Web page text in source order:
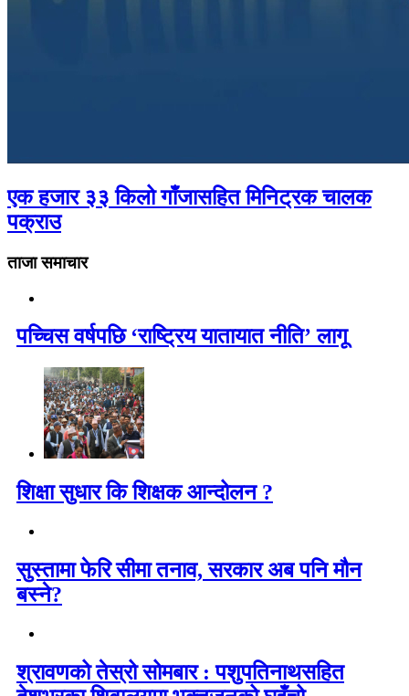
एक हजार ३३ किलो गाँजासहित मिनिट्रक चालक
पक्राउ
ताजा समाचार
पच्चिस वर्षपछि ‘राष्ट्रिय यातायात नीति’ लागू
शिक्षा सुधार कि शिक्षक आन्दोलन ?
सुस्तामा फेरि सीमा तनाव, सरकार अब पनि मौन
बस्ने?
श्रावणको तेस्रो सोमबार : पशुपतिनाथसहित